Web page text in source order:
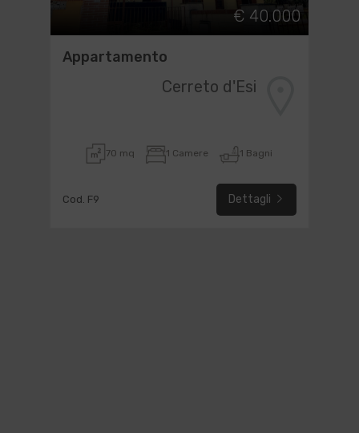
€ 40.000
Appartamento
Cerreto d'Esi
70 mq 1 Camere 1 Bagni
Cod. F9 Dettagli